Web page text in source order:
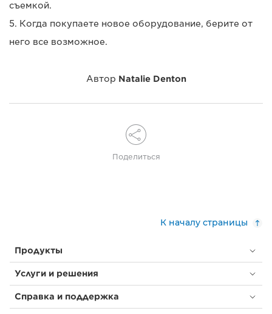
съемкой.
5. Когда покупаете новое оборудование, берите от
него все возможное.
Автор Natalie Denton
Поделиться
К началу страницы
Продукты
Услуги и решения
Справка и поддержка